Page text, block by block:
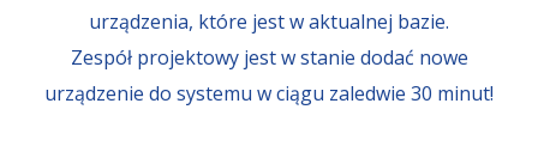
urządzenia, które jest w aktualnej bazie.
Zespół projektowy jest w stanie dodać nowe
urządzenie do systemu w ciągu zaledwie 30 minut!